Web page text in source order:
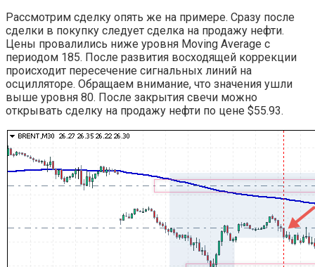
Рассмотрим сделку опять же на примере. Сразу после
сделки в покупку следует сделка на продажу нефти.
Цены провалились ниже уровня Moving Average с
периодом 185. После развития восходящей коррекции
происходит пересечение сигнальных линий на
осцилляторе. Обращаем внимание, что значения ушли
выше уровня 80. После закрытия свечи можно
открывать сделку на продажу нефти по цене $55.93.